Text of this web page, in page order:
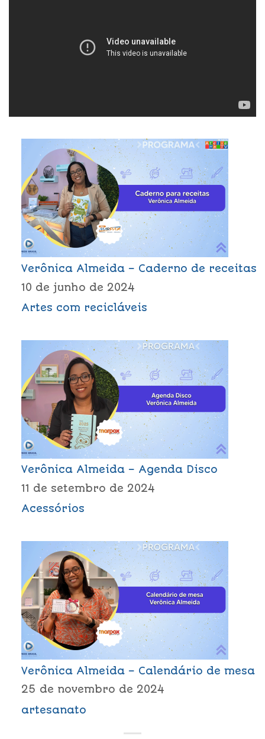
Verônica Almeida – Caderno de receitas
10 de junho de 2024
Artes com recicláveis
Verônica Almeida – Agenda Disco
11 de setembro de 2024
Acessórios
Verônica Almeida – Calendário de mesa
25 de novembro de 2024
artesanato